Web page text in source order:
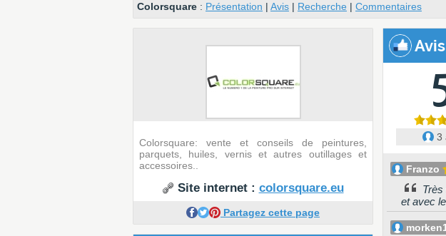
Colorsquare : Présentation | Avis | Recherche | Commentaires
Colorsquare: vente et conseils de peintures,
parquets, huiles, vernis et autres outillages et
accessoires..
Site internet : colorsquare.eu
Partagez cette page
3
Franzo
et avec